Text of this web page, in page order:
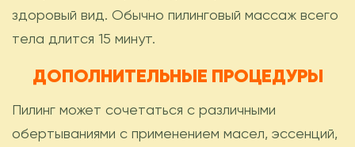
здоровый вид. Обычно пилинговый массаж всего
тела длится 15 минут.
ДОПОЛНИТЕЛЬНЫЕ ПРОЦЕДУРЫ
Пилинг может сочетаться с различными
обертываниями с применением масел, эссенций,